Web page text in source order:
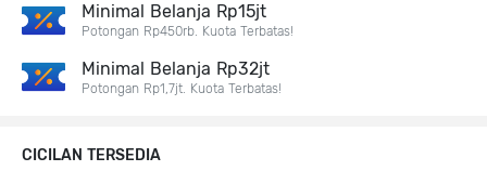
Minimal Belanja Rp15jt
Potongan Rp450rb. Kuota Terbatas!
Minimal Belanja Rp32jt
Potongan Rp1,7jt. Kuota Terbatas!
CICILAN TERSEDIA